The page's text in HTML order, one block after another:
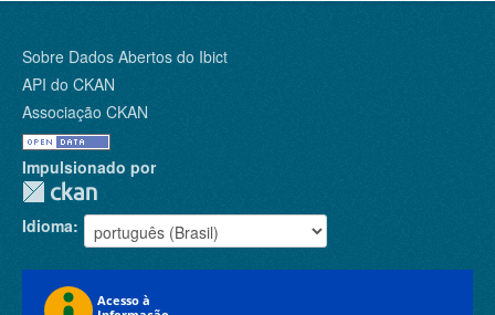
Sobre Dados Abertos do Ibict
API do CKAN
Associação CKAN
Impulsionado por
Idioma